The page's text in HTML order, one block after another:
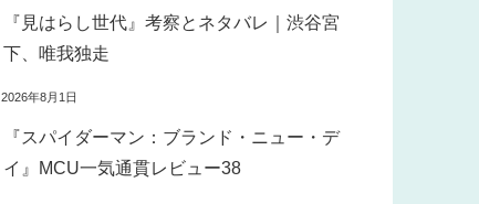
『見はらし世代』考察とネタバレ｜渋谷宮
下、唯我独走
2026年8月1日
『スパイダーマン：ブランド・ニュー・デ
イ』MCU一気通貫レビュー38